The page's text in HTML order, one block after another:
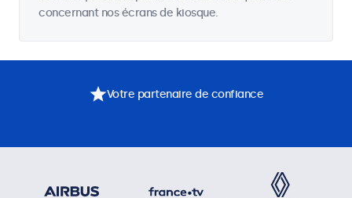
concernant nos écrans de kiosque.
Votre partenaire de confiance